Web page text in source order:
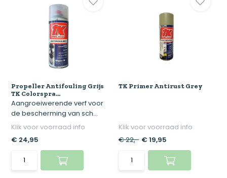
Propeller Antifouling Grijs
TK Colorspra...
Aangroeiwerende verf voor
de bescherming van sch...
Klik voor voorraad info
€ 24,95
TK Primer Antirust Grey
Klik voor voorraad info
€ 22,- € 19,95